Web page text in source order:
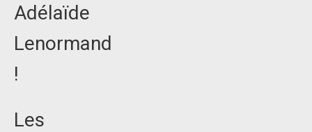
Adélaïde
Lenormand
!
Les